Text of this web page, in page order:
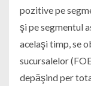
pozitive pe
şi pe segmentul
acelaşi timp, se
sucursalelor
depăşind per